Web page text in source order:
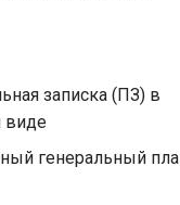
записка (ПЗ) в
виде
генеральный